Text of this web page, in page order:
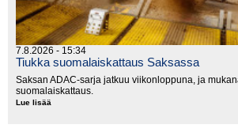
7.8.2026 - 15:34
Tiukka suomalaiskattaus Saksassa
Saksan ADAC-sarja jatkuu viikonloppuna, ja
suomalaiskattaus.
Lue lisää